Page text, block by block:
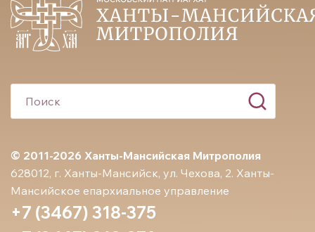
© 2011-2026 Ханты-Мансийская Митрополия
628012, г. Ханты-Мансийск, ул. Чехова, 2. Ханты-
Мансийское епархиальное управление
+7 (3467) 318-375